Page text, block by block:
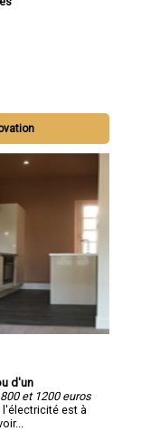
d'un
et 1200 euros
est à